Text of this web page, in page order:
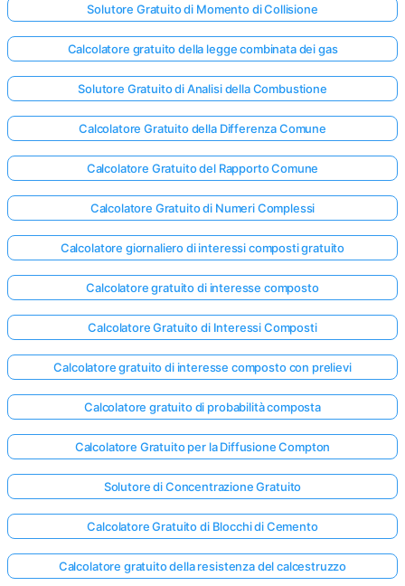
Solutore Gratuito di Momento di Collisione
Calcolatore gratuito della legge combinata dei gas
Solutore Gratuito di Analisi della Combustione
Calcolatore Gratuito della Differenza Comune
Calcolatore Gratuito del Rapporto Comune
Calcolatore Gratuito di Numeri Complessi
Calcolatore giornaliero di interessi composti gratuito
Calcolatore gratuito di interesse composto
Calcolatore Gratuito di Interessi Composti
Calcolatore gratuito di interesse composto con prelievi
Calcolatore gratuito di probabilità composta
Calcolatore Gratuito per la Diffusione Compton
Solutore di Concentrazione Gratuito
Calcolatore Gratuito di Blocchi di Cemento
Calcolatore gratuito della resistenza del calcestruzzo